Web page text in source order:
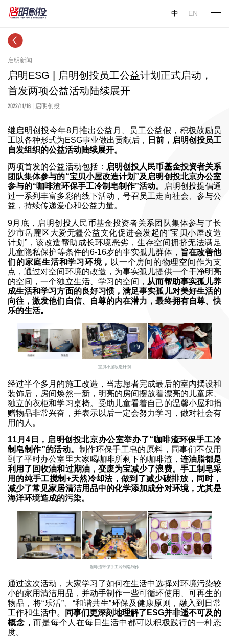
中 EN
启明新闻
启明ESG | 启明创投员工公益计划正式启动，
首发两项公益活动陆续展开
2022/11/16 | 启明创投
继启明创投今年8月推出公益月、员工公益假，积极鼓励员
工以各种形式为ESG事业做出贡献后，
日前，启明创投员工
自发组织的公益活动陆续展开。
两项首发的公益活动包括： 启明创投人民币基金投资者关系
团队集体参与的“宝贝小屋改造计划”及启明创投北京办公室
参与的“咖啡渣环保手工冷制皂制作”活动。
启明创投提倡通
过一系列丰富多彩的线下活动，号召员工走向社会、参与公
益，持续传递爱心和公益力量。
9月底，启明创投人民币基金投资者关系团队集体参与了长
沙市岳麓区大爱无疆公益文化促进会发起的“宝贝小屋改造
计划”，该改造帮助成长环境恶劣，生存空间拥挤无法满足
儿童隐私保护等条件的6-16岁的事实孤儿群体， 旨在改善他
们的家庭生活和学习环境， 以一个房间的物理空间作为支
点，通过对空间环境的改造，为事实孤儿提供一个干净明亮
的空间，一个独立生活、学习的空间， 从而帮助事实孤儿养
成生活和学习方面的良好习惯，满足事实孤儿对美好生活的
向往，激发他们自信、自尊的内在潜力，最终拥有自尊、快
乐的生活。
宝贝小屋改造计划
经过半个多月的施工改造，当志愿者完成最后的室内摆设和
装饰后，房间焕然一新，明亮的房间摆放着漂亮的儿童床、
独立的衣柜和学习桌椅。受助儿童看着自己的温馨小屋和捐
赠物品非常兴奋，并表示以后一定会努力学习，做对社会有
用的人。
11月4日，启明创投北京办公室举办了“咖啡渣环保手工冷
制皂制作”的活动。 制作环保手工皂的原料，同事们不仅用
到了平时办公室里大家喝咖啡所剩下的咖啡渣， 连油脂都是
利用了回收油和过期油，变废为宝减少了浪费。手工制皂采
用的纯手工搅制+天然冷却法，做到了减少碳排放，同时，
减少了常见家居清洁用品中的化学添加成分对环境，尤其是
海洋环境造成的污染。
咖啡渣环保手工冷制皂制作
通过这次活动，大家学习了如何在生活中选择对环境污染较
小的家用清洁用品，并动手制作一些可循环使用、可再生的
物品，将“乐活”、“和谐共生”环保及健康原则，融入到日常
工作和生活中。
同事们更深刻地理解了ESG并非遥不可及的
概念，而是每个人在每日生活中都可以积极践行的一种态
度。